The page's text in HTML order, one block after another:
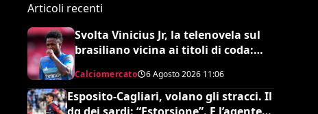
Articoli recenti
Svolta Vinicius Jr, la telenovela sul
brasiliano vicina ai titoli di coda:
accordo monstre
Calciomercato 6 Agosto 2026 11:06
Esposito-Cagliari, volano gli stracci. Il